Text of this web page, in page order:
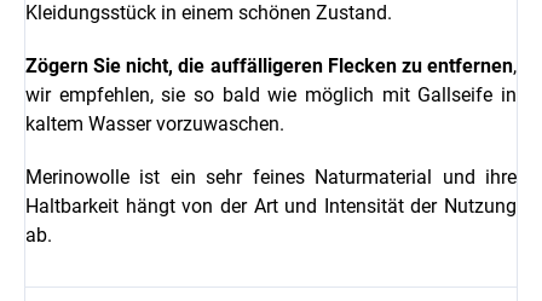
Kleidungsstück in einem schönen Zustand.
Zögern Sie nicht, die auffälligeren Flecken zu entfernen,
wir empfehlen, sie so bald wie möglich mit Gallseife in
kaltem Wasser vorzuwaschen.
Merinowolle ist ein sehr feines Naturmaterial und ihre
Haltbarkeit hängt von der Art und Intensität der Nutzung
ab.